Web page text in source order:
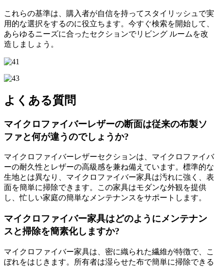
これらの基準は、購入者が自信を持ってスタイリッシュで実
用的な選択をするのに役立ちます。今すぐ検索を開始して、
あらゆるニーズに合ったセクションでリビング ルームを改
造しましょう。
よくある質問
マイクロファイバーレザーの断面は従来の布製ソ
ファと何が違うのでしょうか?
マイクロファイバーレザーセクションは、マイクロファイバ
ーの耐久性とレザーの高級感を兼ね備えています。標準的な
生地とは異なり、マイクロファイバー家具は汚れに強く、表
面を簡単に掃除できます。この家具はモダンな外観を提供
し、忙しい家庭の簡単なメンテナンスをサポートします。
マイクロファイバー家具はどのようにメンテナン
スと掃除を簡素化しますか?
マイクロファイバー家具は、密に織られた繊維が特徴で、こ
ぼれをはじきます。所有者は湿らせた布で簡単に掃除できる